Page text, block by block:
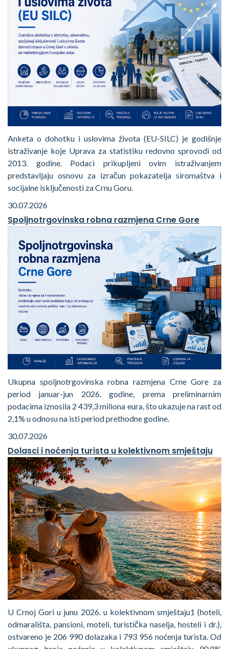
Anketa o dohotku i uslovima života (EU-SILC) je godišnje
istraživanje koje Uprava za statistiku redovno sprovodi od
2013. godine. Podaci prikupljeni ovim istraživanjem
predstavljaju osnovu za izračun pokazatelja siromaštva i
socijalne isključenosti za Crnu Goru.
30.07.2026
Spoljnotrgovinska robna razmjena Crne Gore
Ukupna spoljnotrgovinska robna razmjena Crne Gore za
period januar-jun 2026. godine, prema preliminarnim
podacima iznosila 2 439,3 miliona eura, što ukazuje na rast od
2,1% u odnosu na isti period prethodne godine.
30.07.2026
Dolasci i noćenja turista u kolektivnom smještaju
U Crnoj Gori u junu 2026. u kolektivnom smještaju1 (hoteli,
odmarališta, pansioni, moteli, turistička naselja, hosteli i dr.),
ostvareno je 206 990 dolazaka i 793 956 noćenja turista. Od